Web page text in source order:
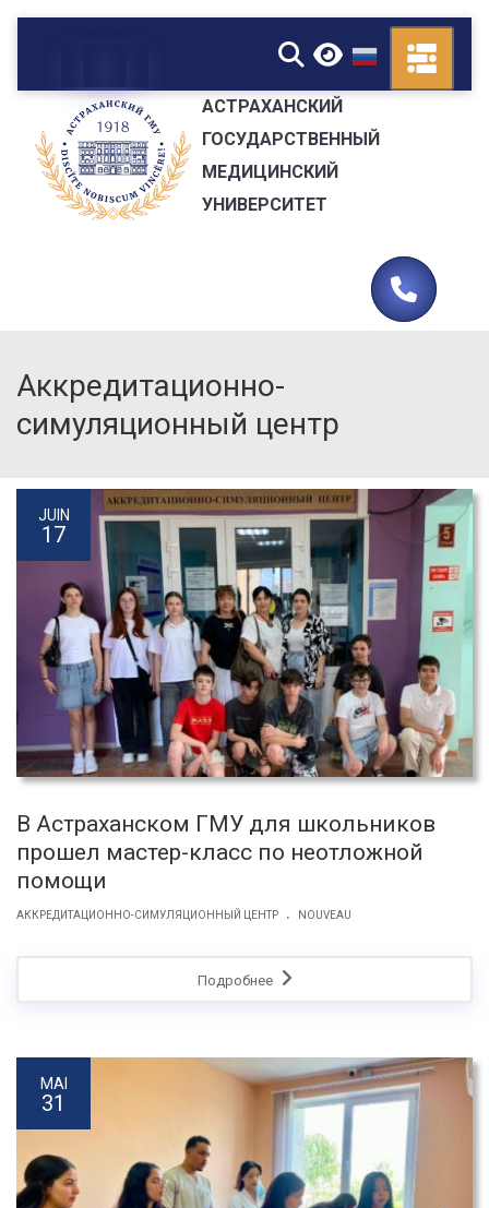
▼
АСТРАХАНСКИЙ
ГОСУДАРСТВЕННЫЙ
МЕДИЦИНСКИЙ
УНИВЕРСИТЕТ
Аккредитационно-
симуляционный центр
JUIN
17
В Астраханском ГМУ для школьников
прошел мастер-класс по неотложной
помощи
АККРЕДИТАЦИОННО-СИМУЛЯЦИОННЫЙ ЦЕНТР . NOUVEAU
Подробнее
MAI
31